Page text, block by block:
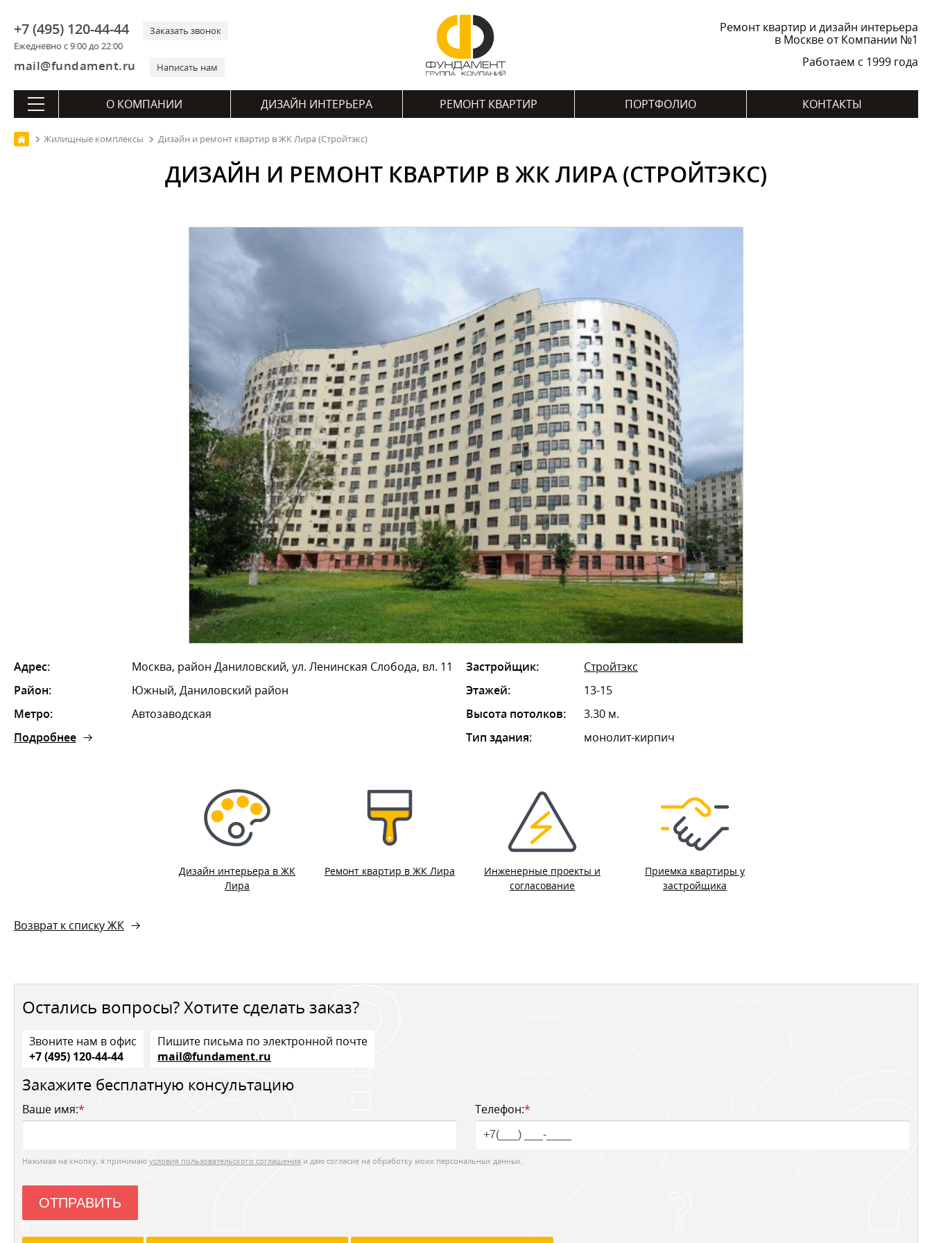
+7 (495) 120-44-44
Ежедневно с 9:00 до 22:00
Заказать звонок
mail@fundament.ru Написать нам
Ремонт квартир и дизайн интерьера
в Москве от Компании №1
Работаем с 1999 года
О КОМПАНИИ ДИЗАЙН ИНТЕРЬЕРА РЕМОНТ КВАРТИР ПОРТФОЛИО КОНТАКТЫ
Жилищные комплексы Дизайн и ремонт квартир в ЖК Лира (Стройтэкс)
ДИЗАЙН И РЕМОНТ КВАРТИР В ЖК ЛИРА (СТРОЙТЭКС)
Адрес:
Москва, район Даниловский, ул. Ленинская Слобода, вл. 11
Район:
Южный, Даниловский район
Метро:
Автозаводская
Подробнее
Застройщик:
Стройтэкс
Этажей:
13-15
Высота потолков:
3.30 м.
Тип здания:
монолит-кирпич
Дизайн интерьера в ЖК
Лира
Ремонт квартир в ЖК Лира
Инженерные проекты и
согласование
Приемка квартиры у
застройщика
Возврат к списку ЖК
Остались вопросы? Хотите сделать заказ?
Звоните нам в офис
+7 (495) 120-44-44
Пишите письма по электронной почте
mail@fundament.ru
Закажите бесплатную консультацию
Ваше имя:* Телефон:*
Нажимая на кнопку, я принимаю условия пользовательского соглашения и даю согласие на обработку моих персональных данных.
ОТПРАВИТЬ